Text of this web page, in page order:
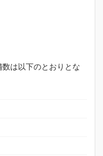
は以下のとおりとな